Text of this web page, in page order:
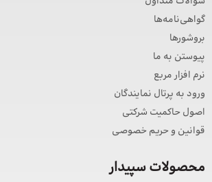
گواهی‌نامه‌ها
بروشورها
پیوستن به ما
نرم افزار مربع
ورود به پرتال نمایندگان
اصول حاکمیت شرکتی
قوانین و حریم خصوصی
محصولات سپیدار